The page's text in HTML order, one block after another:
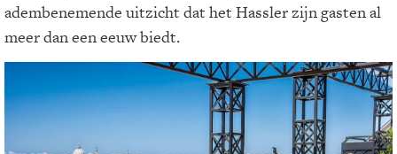
adembenemende uitzicht dat het Hassler zijn gasten al
meer dan een eeuw biedt.